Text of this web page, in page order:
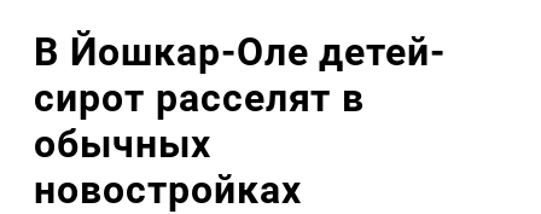
В Йошкар-Оле детей-
сирот расселят в
обычных
новостройках